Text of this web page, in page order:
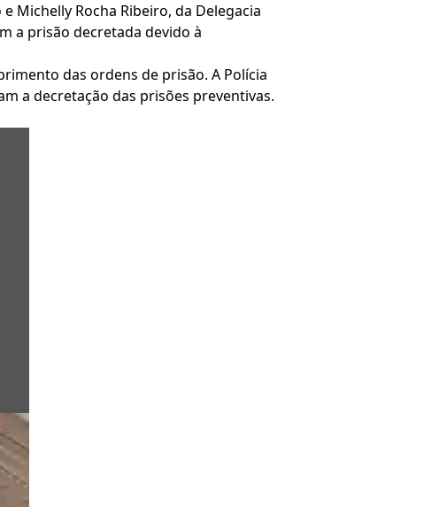
Michelly Rocha Ribeiro, da Delegacia
a prisão decretada devido à
das ordens de prisão. A Polícia
a decretação das prisões preventivas.